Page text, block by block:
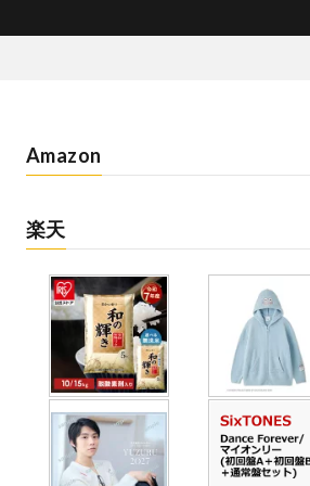
Amazon
楽天